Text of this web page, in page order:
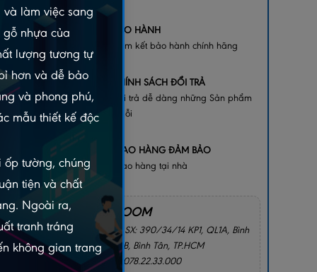
BẢO HÀNH
Cam kết bảo hành chính hãng
CHÍNH SÁCH ĐỔI TRẢ
Đổi trả dễ dàng những Sản phẩm
bị lỗi
GIAO HÀNG ĐẢM BẢO
Giao hàng tại nhà
SHOWROOM
Địa chỉ: SX: 390/34/14 KP1, QL1A, Bình
Hưng Hòa B, Bình Tân, TP.HCM
Hotline:
078.22.33.000
làm việc sang
gỗ nhựa của
lượng tương tự
hơn và dễ bảo
và phong phú,
mẫu thiết kế độc
ốp tường, chúng
tiện và chất
Ngoài ra,
tranh tráng
không gian trang